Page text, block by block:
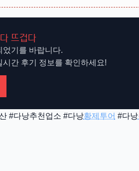
뜨겁다
었기를 바랍니다.
간 후기 정보를 확인하세요!
#다낭추천업소 #다낭황제투어 #다낭